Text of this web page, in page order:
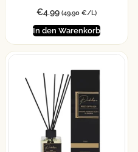
€4.99 (49.90 €/L)
In den Warenkorb